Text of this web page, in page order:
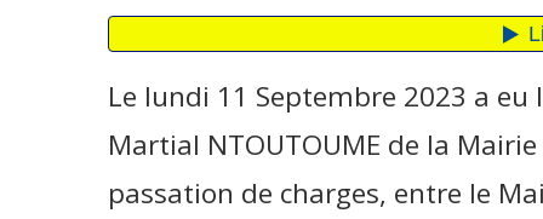
Le lundi 11 Septembre 2023 a
Martial NTOUTOUME de la
passation de charges, entre le